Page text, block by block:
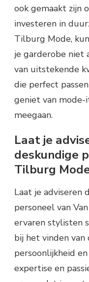
ook gemaakt zijn
investeren in
Tilburg Mode,
je garderobe niet
van uitstekende
die perfect
geniet van mode-
meegaan.
Laat je
deskundige
Tilburg
Laat je adviseren
personeel van
ervaren stylisten
bij het vinden
persoonlijkheid
expertise en